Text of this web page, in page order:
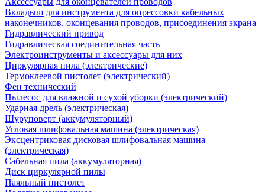
Вкладыш для инструмента для опрессовки кабельных
наконечников, оконцевания проводов, присоединения экрана
Гидравлический привод
Гидравлическая соединительная часть
Электроинструменты и аксессуары для них
Циркулярная пила (электрические)
Термоклеевой пистолет (электрический)
Фен технический
Пылесос для влажной и сухой уборки (электрический)
Ударная дрель (электрическая)
Шуруповерт (аккумуляторный)
Угловая шлифовальная машина (электрическая)
Эксцентриковая дисковая шлифовальная машина
(электрическая)
Сабельная пила (аккумуляторная)
Диск циркулярной пилы
Паяльный пистолет